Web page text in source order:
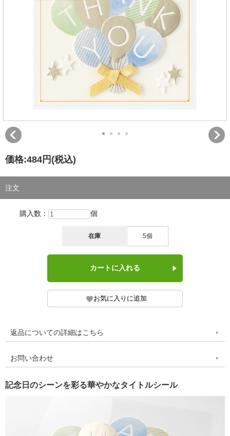
価格:484円 (税込)
注文
購入数： 個
在庫 5個
返品についての詳細はこちら
お問い合わせ
記念日のシーンを彩る華やかなタイトルシール